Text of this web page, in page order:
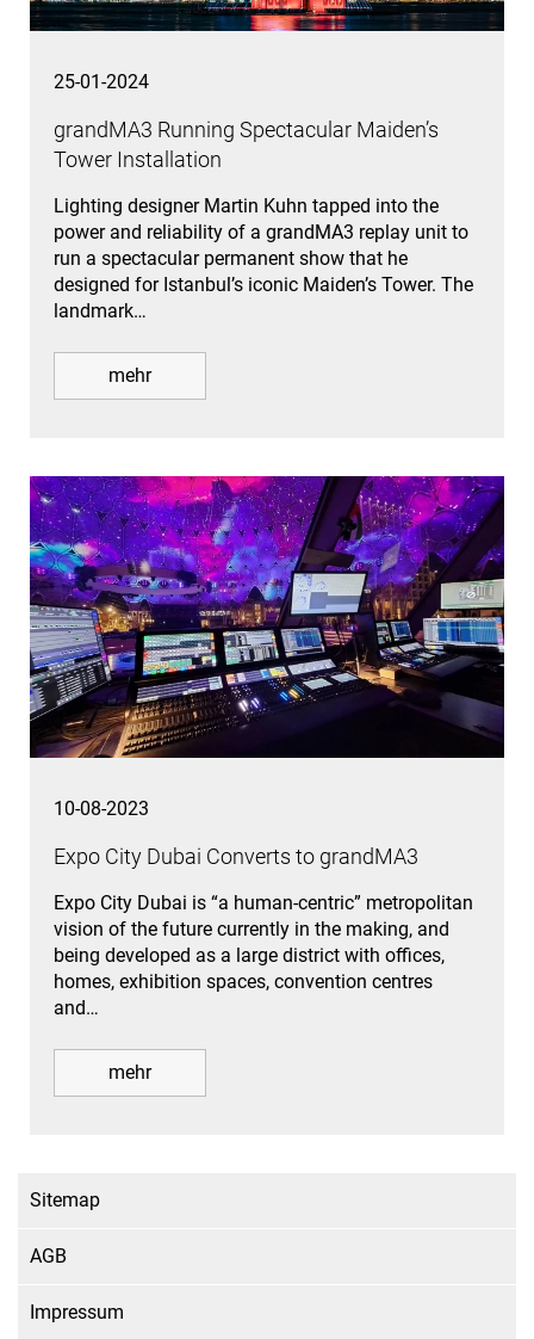
25-01-2024
grandMA3 Running Spectacular Maiden’s
Tower Installation
Lighting designer Martin Kuhn tapped into the
power and reliability of a grandMA3 replay unit to
run a spectacular permanent show that he
designed for Istanbul’s iconic Maiden’s Tower. The
landmark…
mehr
10-08-2023
Expo City Dubai Converts to grandMA3
Expo City Dubai is “a human-centric” metropolitan
vision of the future currently in the making, and
being developed as a large district with offices,
homes, exhibition spaces, convention centres
and…
mehr
Sitemap
AGB
Impressum